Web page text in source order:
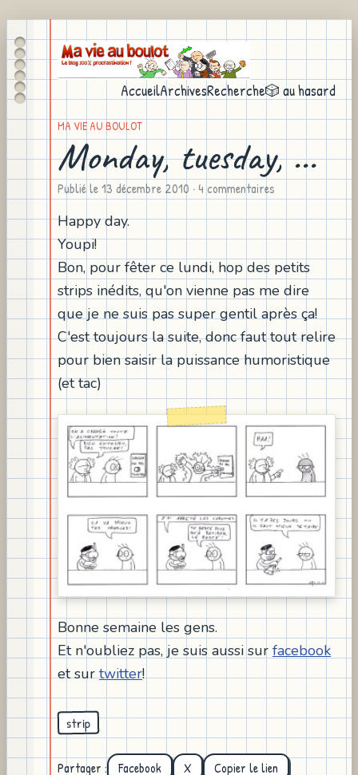
AccueilArchivesRecherche🎲 au hasard
MA VIE AU BOULOT
Monday, tuesday, ...
Publié le13 décembre 2010 · 4 commentaires
Happy day.
Youpi!
Bon, pour fêter ce lundi, hop des petits
strips inédits, qu'on vienne pas me dire
que je ne suis pas super gentil après ça!
C'est toujours la suite, donc faut tout relire
pour bien saisir la puissance humoristique
(et tac)
Bonne semaine les gens.
Et n'oubliez pas, je suis aussi sur facebook
et surtwitter!
strip
Partager : Facebook X Copier le lien